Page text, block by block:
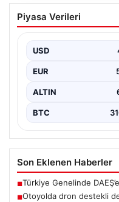
Otoyolda dron
123 araca ceza
Piyasa Verileri
USD
EUR
ALTIN
BTC
Son Eklenen Haberler
■Türkiye Genelinde
■Otoyolda dron destekli